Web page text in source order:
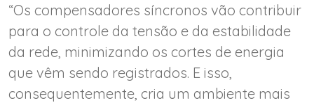
“Os compensadores síncronos vão contribuir
para o controle da tensão e da estabilidade
da rede, minimizando os cortes de energia
que vêm sendo registrados. E isso,
consequentemente, cria um ambiente mais